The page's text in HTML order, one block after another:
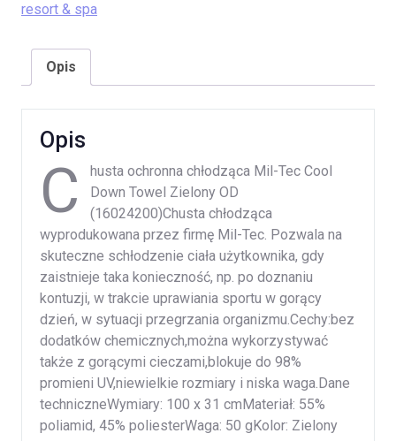
resort & spa
Opis
Opis
C
husta ochronna chłodząca Mil-Tec Cool
Down Towel Zielony OD
(16024200)Chusta chłodząca
wyprodukowana przez firmę Mil-Tec. Pozwala na
skuteczne schłodzenie ciała użytkownika, gdy
zaistnieje taka konieczność, np. po doznaniu
kontuzji, w trakcie uprawiania sportu w gorący
dzień, w sytuacji przegrzania organizmu.Cechy:bez
dodatków chemicznych,można wykorzystywać
także z gorącymi cieczami,blokuje do 98%
promieni UV,niewielkie rozmiary i niska waga.Dane
techniczneWymiary: 100 x 31 cmMateriał: 55%
poliamid, 45% poliesterWaga: 50 gKolor: Zielony